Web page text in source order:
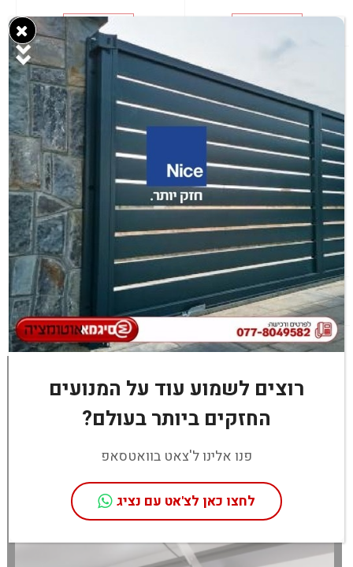
פרטי המוצר
פרטי המוצר
SPINBUS 650/1000
פרטי המוצר
כתבות בנושא
רוצים לשמוע עוד על המנועים
החזקים ביותר בעולם?
פנו אלינו ל'צאט בוואטסאפ
לחצו כאן לצ'אט עם נציג